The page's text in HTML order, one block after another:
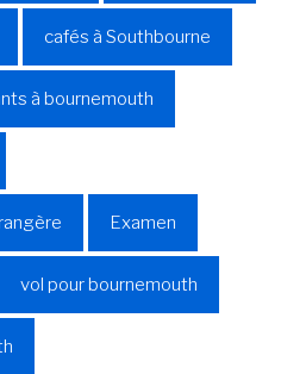
cafés à Southbourne
à bournemouth
Examen
vol pour bournemouth